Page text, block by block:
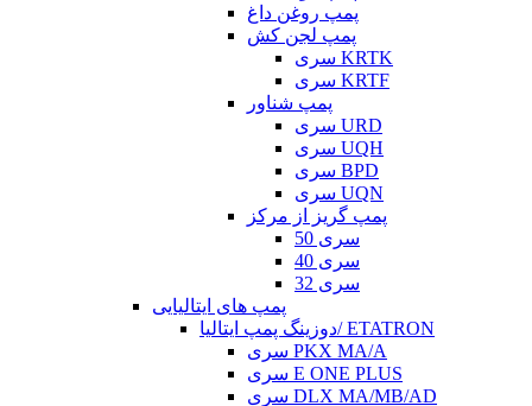
پمپ روغن داغ
پمپ لجن کش
سری KRTK
سری KRTF
پمپ شناور
سری URD
سری UQH
سری BPD
سری UQN
پمپ گریز از مرکز
سری 50
سری 40
سری 32
پمپ های ایتالیایی
دوزینگ پمپ ایتالیا/ ETATRON
سری PKX MA/A
سری E ONE PLUS
سری DLX MA/MB/AD